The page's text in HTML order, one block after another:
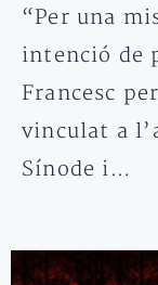
“Per una
intenció de
Francesc
vinculat a
Sínode i…